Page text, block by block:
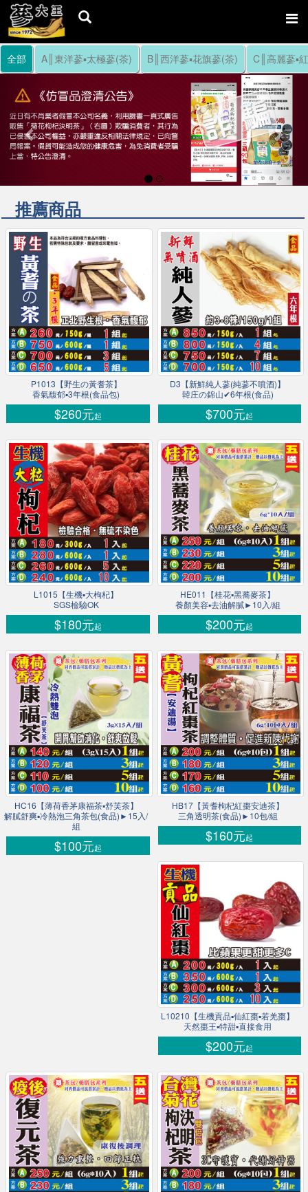
Previous
全部 A║東洋蔘▪太極蔘(茶) B║西洋蔘▪花旗蔘(茶) C║高麗蔘▪
推薦商品
P1013【野生の黃耆茶】
香氣馥郁▪3年根(食品包)
$260元起
D3【新鮮純人蔘(純蔘不噴酒)】
韓庄の錦山✔6年根(食品)
$700元起
L1015【生機▪大枸杞】
SGS檢驗OK
$180元起
HE011【桂花▪黑蕎麥茶】
養顏美容▪去油解膩►10入/組
$200元起
HC16【薄荷香茅康福茶▪舒芙茶】
解膩舒爽▪冷熱泡三角茶包(食品)►15入/
組
$100元起
HB17【黃耆枸杞紅棗安迪茶】
三角透明茶(食品)►10包/組
$160元起
L10210【生機貢品▪仙紅棗▪若羌棗】
天然棗王▪特甜▪直接食用
$200元起